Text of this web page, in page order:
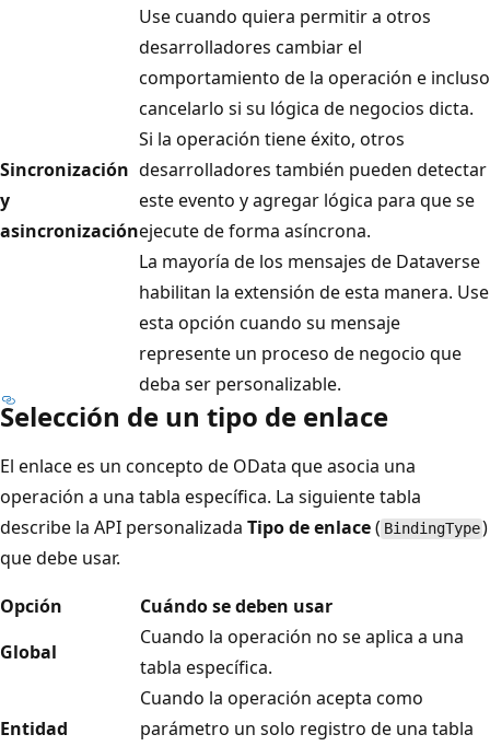
Sincronización
y
asincronización
Use cuando quiera permitir a otros
desarrolladores cambiar el
comportamiento de la operación e incluso
cancelarlo si su lógica de negocios dicta.
Si la operación tiene éxito, otros
desarrolladores también pueden detectar
este evento y agregar lógica para que se
ejecute de forma asíncrona.
La mayoría de los mensajes de Dataverse
habilitan la extensión de esta manera. Use
esta opción cuando su mensaje
represente un proceso de negocio que
deba ser personalizable.
Selección de un tipo de enlace
El enlace es un concepto de OData que asocia una
operación a una tabla específica. La siguiente tabla
describe la API personalizada Tipo de enlace( BindingType)
que debe usar.
Opción
Cuándo se deben usar
Global
Cuando la operación no se aplica a una
tabla específica.
Entidad
Cuando la operación acepta como
parámetro un solo registro de una tabla